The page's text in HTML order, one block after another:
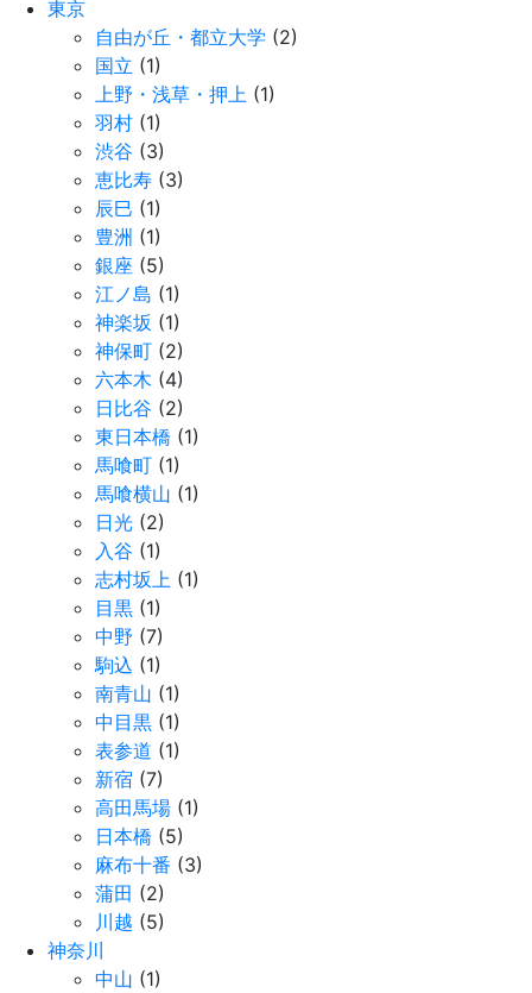
東京
自由が丘・都立大学 (2)
国立 (1)
上野・浅草・押上 (1)
羽村 (1)
渋谷 (3)
恵比寿 (3)
辰巳 (1)
豊洲 (1)
銀座 (5)
江ノ島 (1)
神楽坂 (1)
神保町 (2)
六本木 (4)
日比谷 (2)
東日本橋 (1)
馬喰町 (1)
馬喰横山 (1)
日光 (2)
入谷 (1)
志村坂上 (1)
目黒 (1)
中野 (7)
駒込 (1)
南青山 (1)
中目黒 (1)
表参道 (1)
新宿 (7)
高田馬場 (1)
日本橋 (5)
麻布十番 (3)
蒲田 (2)
川越 (5)
神奈川
中山 (1)